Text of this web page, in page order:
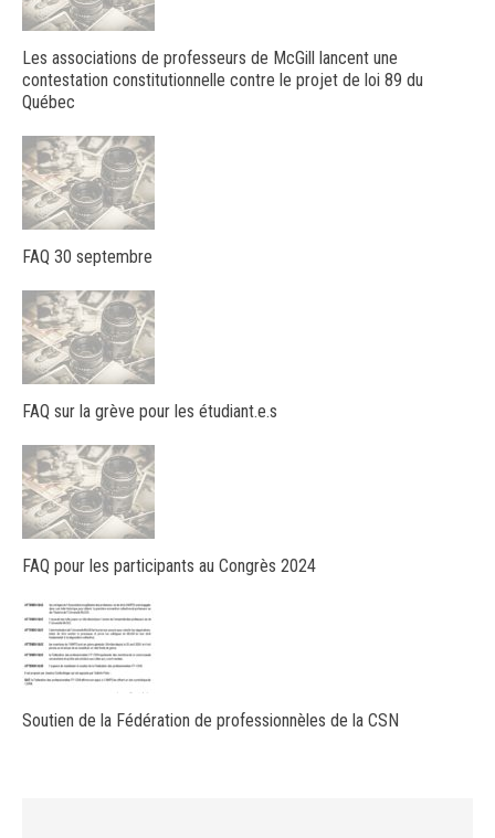
Les associations de professeurs de McGill lancent une
contestation constitutionnelle contre le projet de loi 89 du
Québec
FAQ 30 septembre
FAQ sur la grève pour les étudiant.e.s
FAQ pour les participants au Congrès 2024
Soutien de la Fédération de professionnèles de la CSN